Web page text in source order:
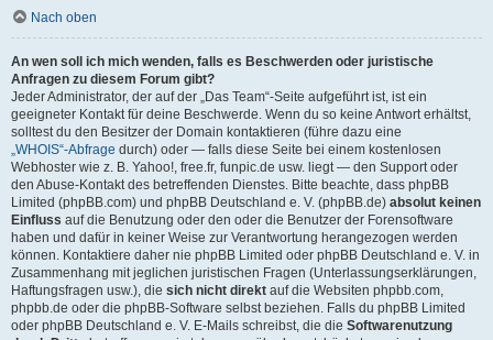
Nach oben
An wen soll ich mich wenden, falls es Beschwerden oder juristische
Anfragen zu diesem Forum gibt?
Jeder Administrator, der auf der „Das Team“-Seite aufgeführt ist, ist ein
geeigneter Kontakt für deine Beschwerde. Wenn du so keine Antwort erhältst,
solltest du den Besitzer der Domain kontaktieren (führe dazu eine
„WHOIS“-Abfrage durch) oder — falls diese Seite bei einem kostenlosen
Webhoster wie z. B. Yahoo!, free.fr, funpic.de usw. liegt — den Support oder
den Abuse-Kontakt des betreffenden Dienstes. Bitte beachte, dass phpBB
Limited (phpBB.com) und phpBB Deutschland e. V. (phpBB.de) absolut keinen
Einfluss auf die Benutzung oder den oder die Benutzer der Forensoftware
haben und dafür in keiner Weise zur Verantwortung herangezogen werden
können. Kontaktiere daher nie phpBB Limited oder phpBB Deutschland e. V. in
Zusammenhang mit jeglichen juristischen Fragen (Unterlassungserklärungen,
Haftungsfragen usw.), die sich nicht direkt auf die Websiten phpbb.com,
phpbb.de oder die phpBB-Software selbst beziehen. Falls du phpBB Limited
oder phpBB Deutschland e. V. E-Mails schreibst, die die Softwarenutzung